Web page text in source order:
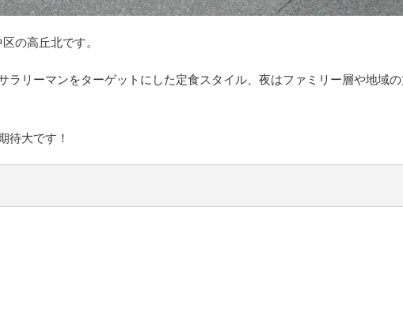
の高丘北です。
リーマンをターゲットにした定食スタイル、夜はファミリー層や地域
待大です！